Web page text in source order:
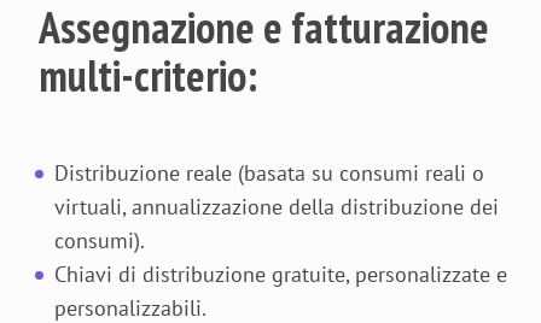
Assegnazione e fatturazione
multi-criterio:
Distribuzione reale (basata su consumi reali o
virtuali, annualizzazione della distribuzione dei
consumi).
Chiavi di distribuzione gratuite, personalizzate e
personalizzabili.